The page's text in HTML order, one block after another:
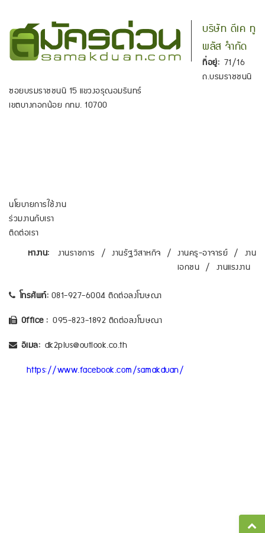
บริษัท ดีเค ทู
พลัส จำกัด
ที่อยู่: 71/16
ถ.บรมราชชนนี
ซอยบรมราชชนนี 15 แขวงอรุณอมรินทร์
เขตบางกอกน้อย กทม. 10700
นโยบายการใช้งาน
ร่วมงานกับเรา
ติดต่อเรา
หางาน:
งานราชการ / งานรัฐวิสาหกิจ / งานครู-อาจารย์ / งาน
เอกชน / งานแรงงาน
โทรศัพท์: 081-927-6004 ติดต่อลงโฆษณา
Office : 095-823-1892 ติดต่อลงโฆษณา
อีเมล: dk2plus@outlook.co.th
https://www.facebook.com/samakduan/